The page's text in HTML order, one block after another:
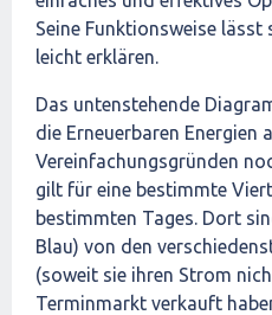
Seine Funktionsweise
leicht erklären.
Das untenstehende
die Erneuerbaren Energien
Vereinfachungsgründen
gilt für eine bestimmte
bestimmten Tages. Dort
Blau) von den
(soweit sie ihren Strom
Terminmarkt verkauft